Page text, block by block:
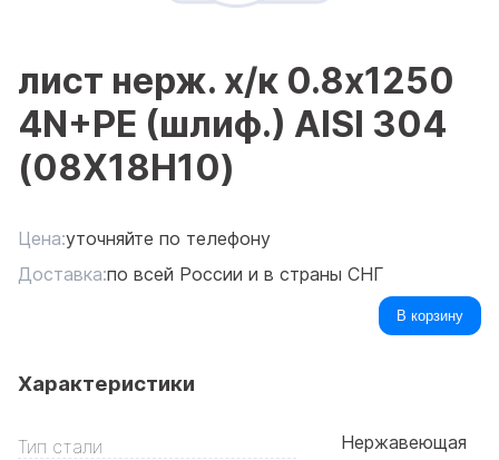
лист нерж. х/к 0.8х1250
4N+PE (шлиф.) AISI 304
(08Х18Н10)
Цена:уточняйте по телефону
Доставка:по всей России и в страны СНГ
В корзину
Характеристики
Тип стали Нержавеющая